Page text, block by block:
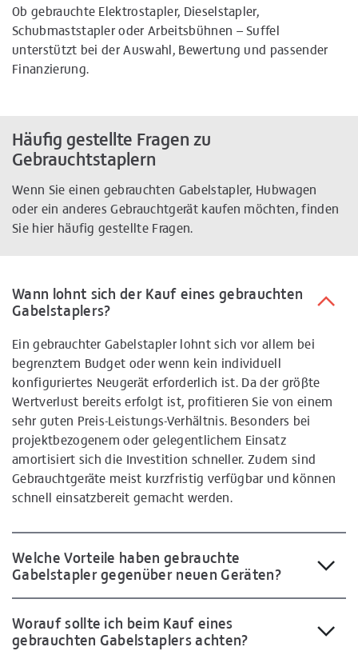
Ob gebrauchte Elektrostapler, Dieselstapler,
Schubmaststapler oder Arbeitsbühnen – Suffel
unterstützt bei der Auswahl, Bewertung und passender
Finanzierung.
Häufig gestellte Fragen zu
Gebrauchtstaplern
Wenn Sie einen gebrauchten Gabelstapler, Hubwagen
oder ein anderes Gebrauchtgerät kaufen möchten, finden
Sie hier häufig gestellte Fragen.
Wann lohnt sich der Kauf eines gebrauchten
Gabelstaplers?
Ein gebrauchter Gabelstapler lohnt sich vor allem bei
begrenztem Budget oder wenn kein individuell
konfiguriertes Neugerät erforderlich ist. Da der größte
Wertverlust bereits erfolgt ist, profitieren Sie von einem
sehr guten Preis-Leistungs-Verhältnis. Besonders bei
projektbezogenem oder gelegentlichem Einsatz
amortisiert sich die Investition schneller. Zudem sind
Gebrauchtgeräte meist kurzfristig verfügbar und können
schnell einsatzbereit gemacht werden.
Welche Vorteile haben gebrauchte
Gabelstapler gegenüber neuen Geräten?
Worauf sollte ich beim Kauf eines
gebrauchten Gabelstaplers achten?